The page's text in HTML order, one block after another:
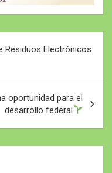
Residuos Electrónicos
oportunidad para el
desarrollo federal